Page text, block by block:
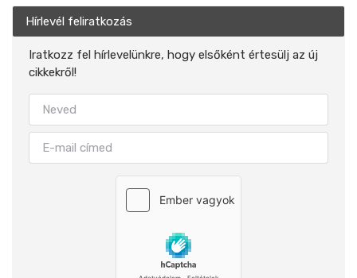
Hírlevél feliratkozás
Iratkozz fel hírlevelünkre, hogy elsőként értesülj az új
cikkekről!